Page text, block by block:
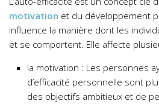
motivation et du développement
influence la manière dont les
et se comportent. Elle affecte
la motivation : Les personnes
d’efficacité personnelle sont
des objectifs ambitieux et de